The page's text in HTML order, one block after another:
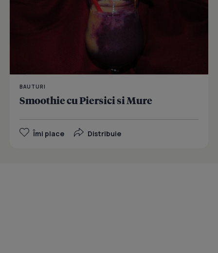
BAUTURI
Smoothie cu Piersici si Mure
Îmi place Distribuie